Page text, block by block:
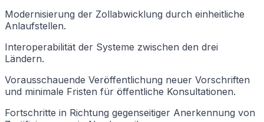
Modernisierung der Zollabwicklung durch einheitliche
Anlaufstellen.
Interoperabilität der Systeme zwischen den drei
Ländern.
Vorausschauende Veröffentlichung neuer Vorschriften
und minimale Fristen für öffentliche Konsultationen.
Fortschritte in Richtung gegenseitiger Anerkennung von